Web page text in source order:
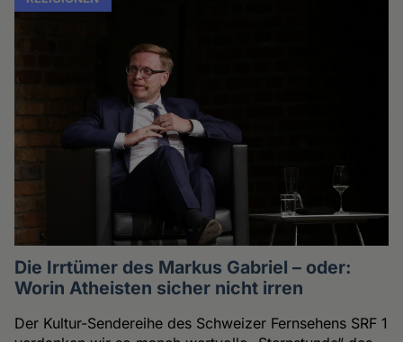
Die Irrtümer des Markus Gabriel – oder:
Worin Atheisten sicher nicht irren
Der Kultur-Sendereihe des Schweizer Fernsehens SRF 1